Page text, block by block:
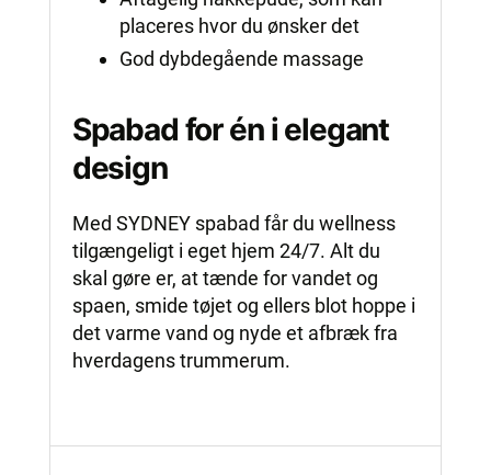
placeres hvor du ønsker det
God dybdegående massage
Spabad for én i elegant
design
Med SYDNEY spabad får du wellness
tilgængeligt i eget hjem 24/7. Alt du
skal gøre er, at tænde for vandet og
spaen, smide tøjet og ellers blot hoppe i
det varme vand og nyde et afbræk fra
hverdagens trummerum.